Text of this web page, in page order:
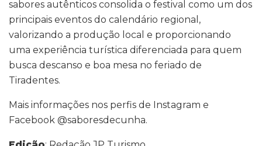
sabores autênticos consolida o festival como um dos
principais eventos do calendário regional,
valorizando a produção local e proporcionando
uma experiência turística diferenciada para quem
busca descanso e boa mesa no feriado de
Tiradentes.
Mais informações nos perfis de Instagram e
Facebook @saboresdecunha.